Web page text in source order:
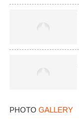
PHOTO GALLERY